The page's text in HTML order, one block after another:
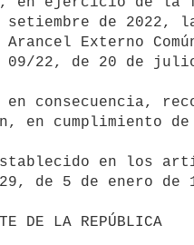
de 2022,
Arancel Externo
09/22, de 20 de
en
de 5 de enero de